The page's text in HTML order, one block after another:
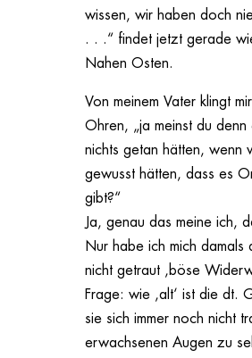
wissen, wir haben doch
. . .“ findet jetzt gerade
Nahen Osten.
Von meinem Vater klingt
Ohren, „ja meinst du
nichts getan hätten, wenn
gewusst hätten, dass es
gibt?“
Ja, genau das meine ich,
Nur habe ich mich damals
nicht getraut ‚böse
Frage: wie ‚alt‘ ist die dt.
sie sich immer noch nicht
erwachsenen Augen zu